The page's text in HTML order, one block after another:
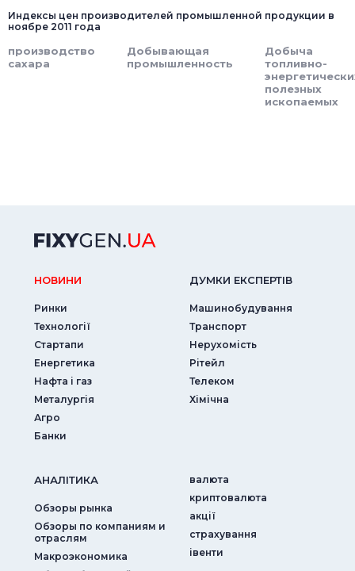
Индексы цен производителей промышленной продукции в
ноябре 2011 года
производство
сахара
Добывающая
промышленность
Добыча
топливно-
полезных
ископаемых
НОВИНИ
Ринки
Технології
Стартапи
Енергетика
Нафта і газ
Металургія
Агро
Банки
ДУМКИ ЕКСПЕРТIВ
Машинобудування
Транспорт
Нерухомість
Рітейл
Телеком
Хімічна
АНАЛIТИКА
Обзоры рынка
Обзоры по компаниям и
отраслям
Макроэкономика
валюта
криптовалюта
акції
страхування
iвенти